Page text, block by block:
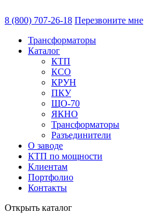
8 (800) 707-26-18 Перезвоните мне
Трансформаторы
Каталог
КТП
КСО
КРУН
ПКУ
ЩО-70
ЯКНО
Трансформаторы
Разъединители
О заводе
КТП по мощности
Клиентам
Портфолио
Контакты
Открыть каталог